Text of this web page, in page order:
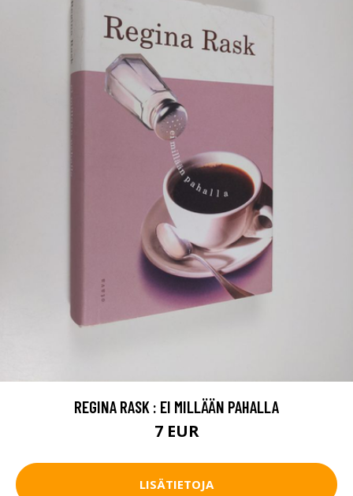
REGINA RASK : EI MILLÄÄN PAHALLA
7 EUR
LISÄTIETOJA